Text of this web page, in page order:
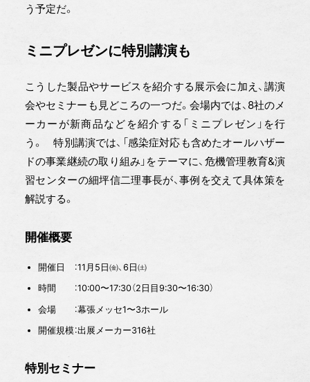
う予定だ。
ミニプレゼンに特別講演も
こうした製品やサービスを紹介する展示会に加え、講演
会やセミナーも見どころの一つだ。会場内では、8社のメ
ーカーが新商品などを紹介する「ミニプレゼン」を行
う。 特別講演では、「感染症対応も含めたオールハザー
ドの事業継続の取り組み」をテーマに、危機管理教育&演
習センターの細坪信二理事長が、事例を交えて具体策を
解説する。
開催概要
開催日 ：11月5日㈮、6日㈯
時間 ：10:00〜17:30（2日目9:30〜16:30）
会場 ：幕張メッセ1〜3ホール
開催規模：出展メーカー316社
特別セミナー